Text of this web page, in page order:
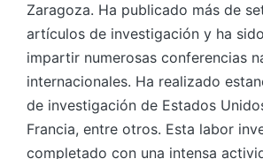
Zaragoza. Ha publicado más de
artículos de investigación y ha
impartir numerosas conferencias
internacionales. Ha realizado
de investigación de Estados
Francia, entre otros. Esta labor
completado con una intensa